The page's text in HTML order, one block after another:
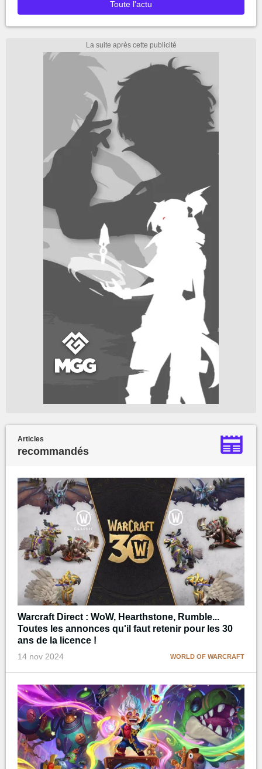
Toute l'actu
Articles
recommandés
Warcraft Direct : WoW, Hearthstone, Rumble...
Toutes les annonces qu'il faut retenir pour les 30
ans de la licence !
14 nov 2024 WORLD OF WARCRAFT